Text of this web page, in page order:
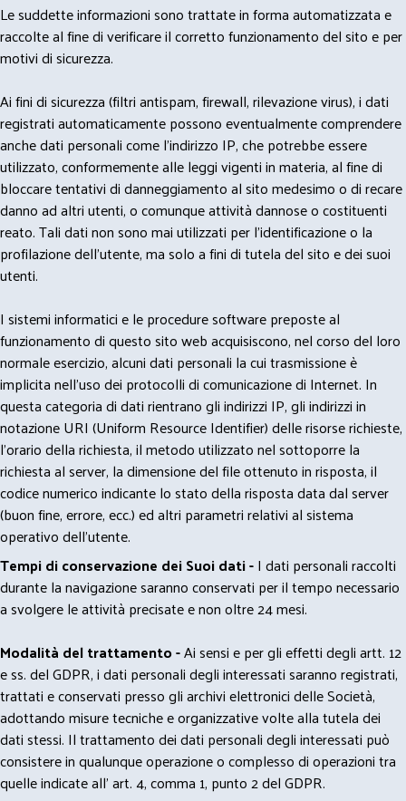
Le suddette informazioni sono trattate in forma automatizzata e
raccolte al fine di verificare il corretto funzionamento del sito e per
motivi di sicurezza.
Ai fini di sicurezza (filtri antispam, firewall, rilevazione virus), i dati
registrati automaticamente possono eventualmente comprendere
anche dati personali come l'indirizzo IP, che potrebbe essere
utilizzato, conformemente alle leggi vigenti in materia, al fine di
bloccare tentativi di danneggiamento al sito medesimo o di recare
danno ad altri utenti, o comunque attività dannose o costituenti
reato. Tali dati non sono mai utilizzati per l'identificazione o la
profilazione dell'utente, ma solo a fini di tutela del sito e dei suoi
utenti.
I sistemi informatici e le procedure software preposte al
funzionamento di questo sito web acquisiscono, nel corso del loro
normale esercizio, alcuni dati personali la cui trasmissione è
implicita nell'uso dei protocolli di comunicazione di Internet. In
questa categoria di dati rientrano gli indirizzi IP, gli indirizzi in
notazione URI (Uniform Resource Identifier) delle risorse richieste,
l'orario della richiesta, il metodo utilizzato nel sottoporre la
richiesta al server, la dimensione del file ottenuto in risposta, il
codice numerico indicante lo stato della risposta data dal server
(buon fine, errore, ecc.) ed altri parametri relativi al sistema
operativo dell'utente.
Tempi di conservazione dei Suoi dati -I dati personali raccolti
durante la navigazione saranno conservati per il tempo necessario
a svolgere le attività precisate e non oltre 24 mesi.
Modalità del trattamento -Ai sensi e per gli effetti degli artt. 12
e ss. del GDPR, i dati personali degli interessati saranno registrati,
trattati e conservati presso gli archivi elettronici delle Società,
adottando misure tecniche e organizzative volte alla tutela dei
dati stessi. Il trattamento dei dati personali degli interessati può
consistere in qualunque operazione o complesso di operazioni tra
quelle indicate all' art. 4, comma 1, punto 2 del GDPR.